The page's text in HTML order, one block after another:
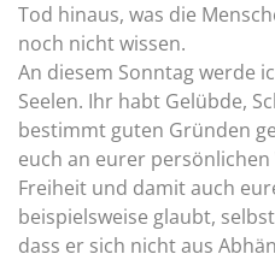
Tod hinaus, was die
noch nicht wissen.
An diesem Sonntag werde
Seelen. Ihr habt Gelübde,
bestimmt guten Gründen
euch an eurer
Freiheit und damit auch
beispielsweise glaubt,
dass er sich nicht aus